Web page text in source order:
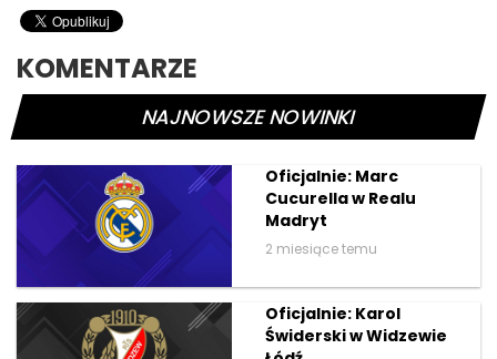
KOMENTARZE
NAJNOWSZE NOWINKI
Oficjalnie: Marc
Cucurella w Realu
Madryt
2 miesiące temu
Oficjalnie: Karol
Świderski w Widzewie